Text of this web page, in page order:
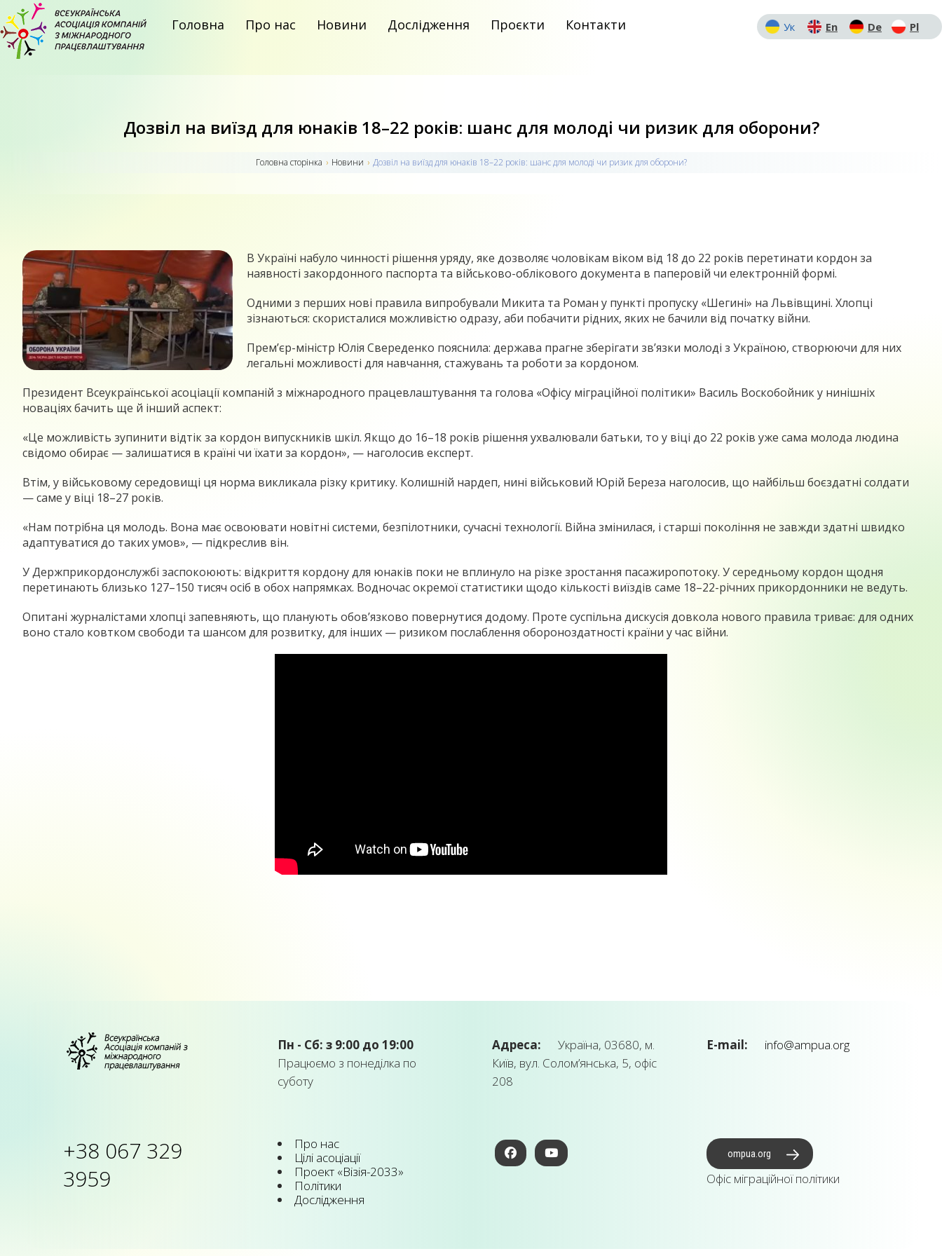
Головна Про нас Новини Дослідження Проєкти Контакти Ук En De Pl
Дозвіл на виїзд для юнаків 18–22 років: шанс для молоді чи ризик для оборони?
Головна сторiнка › Новини › Дозвіл на виїзд для юнаків 18–22 років: шанс для молоді чи ризик для оборони?
В Україні набуло чинності рішення уряду, яке дозволяє чоловікам віком від 18 до 22 років перетинати кордон за
наявності закордонного паспорта та військово-облікового документа в паперовій чи електронній формі.
Одними з перших нові правила випробували Микита та Роман у пункті пропуску «Шегині» на Львівщині. Хлопці
зізнаються: скористалися можливістю одразу, аби побачити рідних, яких не бачили від початку війни.
Прем’єр-міністр Юлія Свереденко пояснила: держава прагне зберігати зв’язки молоді з Україною, створюючи для них
легальні можливості для навчання, стажувань та роботи за кордоном.
Президент Всеукраїнської асоціації компаній з міжнародного працевлаштування та голова «Офісу міграційної політики» Василь Воскобойник у нинішніх
новаціях бачить ще й інший аспект:
«Це можливість зупинити відтік за кордон випускників шкіл. Якщо до 16–18 років рішення ухвалювали батьки, то у віці до 22 років уже сама молода людина
свідомо обирає — залишатися в країні чи їхати за кордон», — наголосив експерт.
Втім, у військовому середовищі ця норма викликала різку критику. Колишній нардеп, нині військовий Юрій Береза наголосив, що найбільш боєздатні солдати
— саме у віці 18–27 років.
«Нам потрібна ця молодь. Вона має освоювати новітні системи, безпілотники, сучасні технології. Війна змінилася, і старші покоління не завжди здатні швидко
адаптуватися до таких умов», — підкреслив він.
У Держприкордонслужбі заспокоюють: відкриття кордону для юнаків поки не вплинуло на різке зростання пасажиропотоку. У середньому кордон щодня
перетинають близько 127–150 тисяч осіб в обох напрямках. Водночас окремої статистики щодо кількості виїздів саме 18–22-річних прикордонники не ведуть.
Опитані журналістами хлопці запевняють, що планують обов’язково повернутися додому. Проте суспільна дискусія довкола нового правила триває: для одних
воно стало ковтком свободи та шансом для розвитку, для інших — ризиком послаблення обороноздатності країни у час війни.
Пн - Сб: з 9:00 до 19:00
Працюємо з понеділка по
суботу
Адреса:
Україна, 03680, м.
Київ, вул. Солом’янська, 5, офіс
208
E-mail: info@ampua.org
+38 067 329
3959
Про нас
Цілі асоціації
Проект «Візія-2033»
Політики
Дослідження
ompua.org
Офіс міграційної політики